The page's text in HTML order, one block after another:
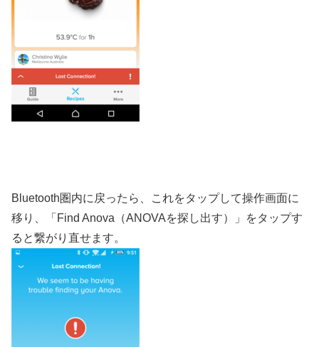
Bluetooth圏内に戻ったら、これをタップして操作画面に
移り、「Find Anova（ANOVAを探し出す）」をタップす
ると繋がり直せます。